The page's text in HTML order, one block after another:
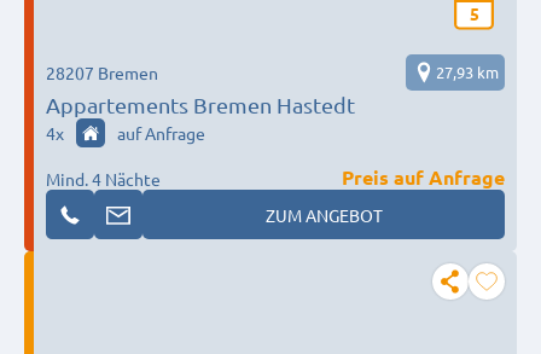
5
Appartements Bremen Hastedt
28207 Bremen 27,93 km
4x auf Anfrage
Mind. 4 Nächte
Preis auf Anfrage
ZUM ANGEBOT